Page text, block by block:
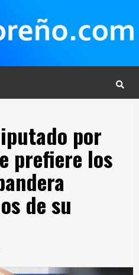
por
prefiere los
de su